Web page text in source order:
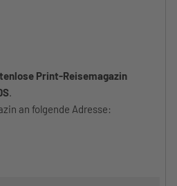
Print-Reisemagazin
.
an folgende Adresse: